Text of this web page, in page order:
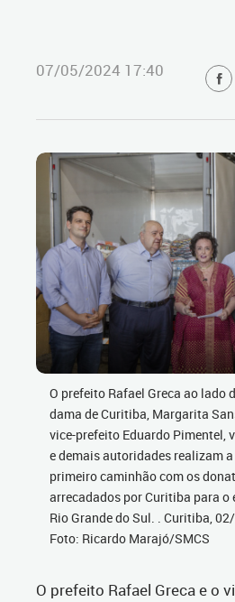
07/05/2024 17:40
O prefeito Rafael Greca ao lado
dama de Curitiba, Margarita
vice-prefeito Eduardo Pimentel,
e demais autoridades realizam
primeiro caminhão com os
arrecadados por Curitiba para o
Rio Grande do Sul. . Curitiba,
Foto: Ricardo Marajó/SMCS
O prefeito Rafael Greca e o